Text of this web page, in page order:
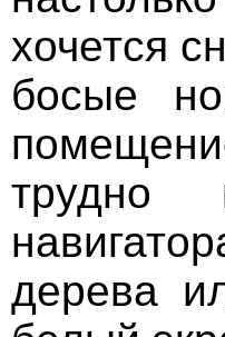
хочется
босые
трудно
дерева